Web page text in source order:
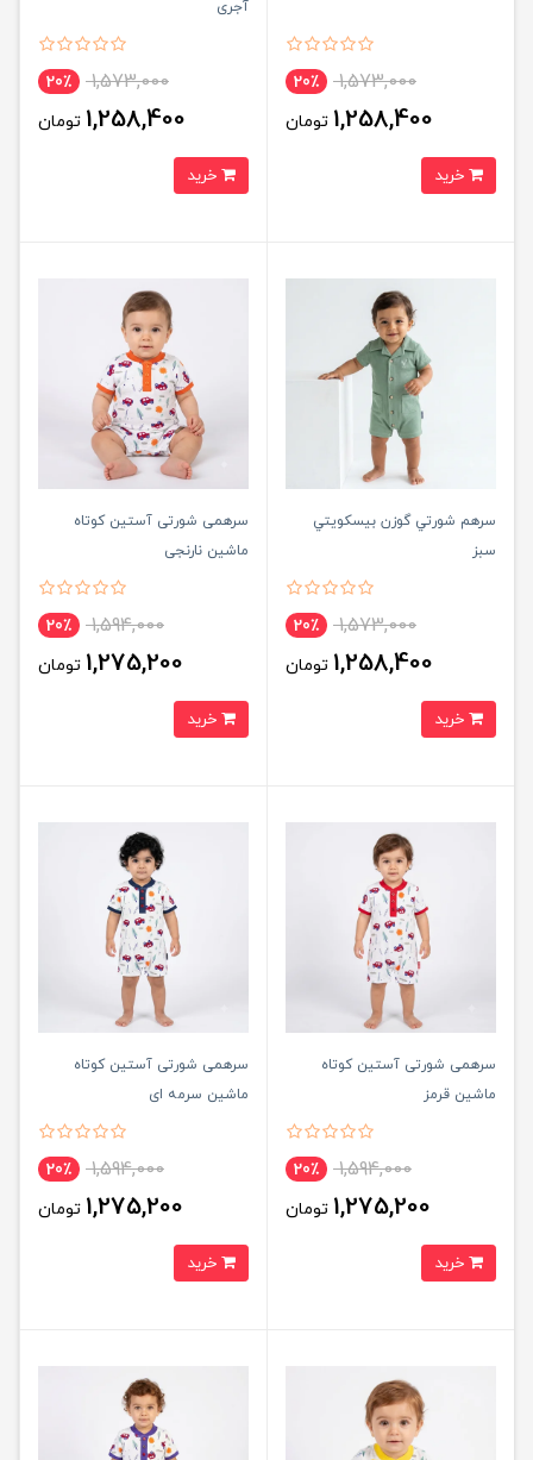
1,573,000 20٪
1,258,400 تومان
آجری
1,573,000 20٪
1,258,400 تومان
سرهم شورتي گوزن بيسكويتي
سبز
1,573,000 20٪
1,258,400 تومان
سرهمی شورتی آستین كوتاه
ماشین نارنجی
1,594,000 20٪
1,275,200 تومان
سرهمی شورتی آستین كوتاه
ماشین قرمز
1,594,000 20٪
1,275,200 تومان
سرهمی شورتی آستین كوتاه
ماشین سرمه ای
1,594,000 20٪
1,275,200 تومان